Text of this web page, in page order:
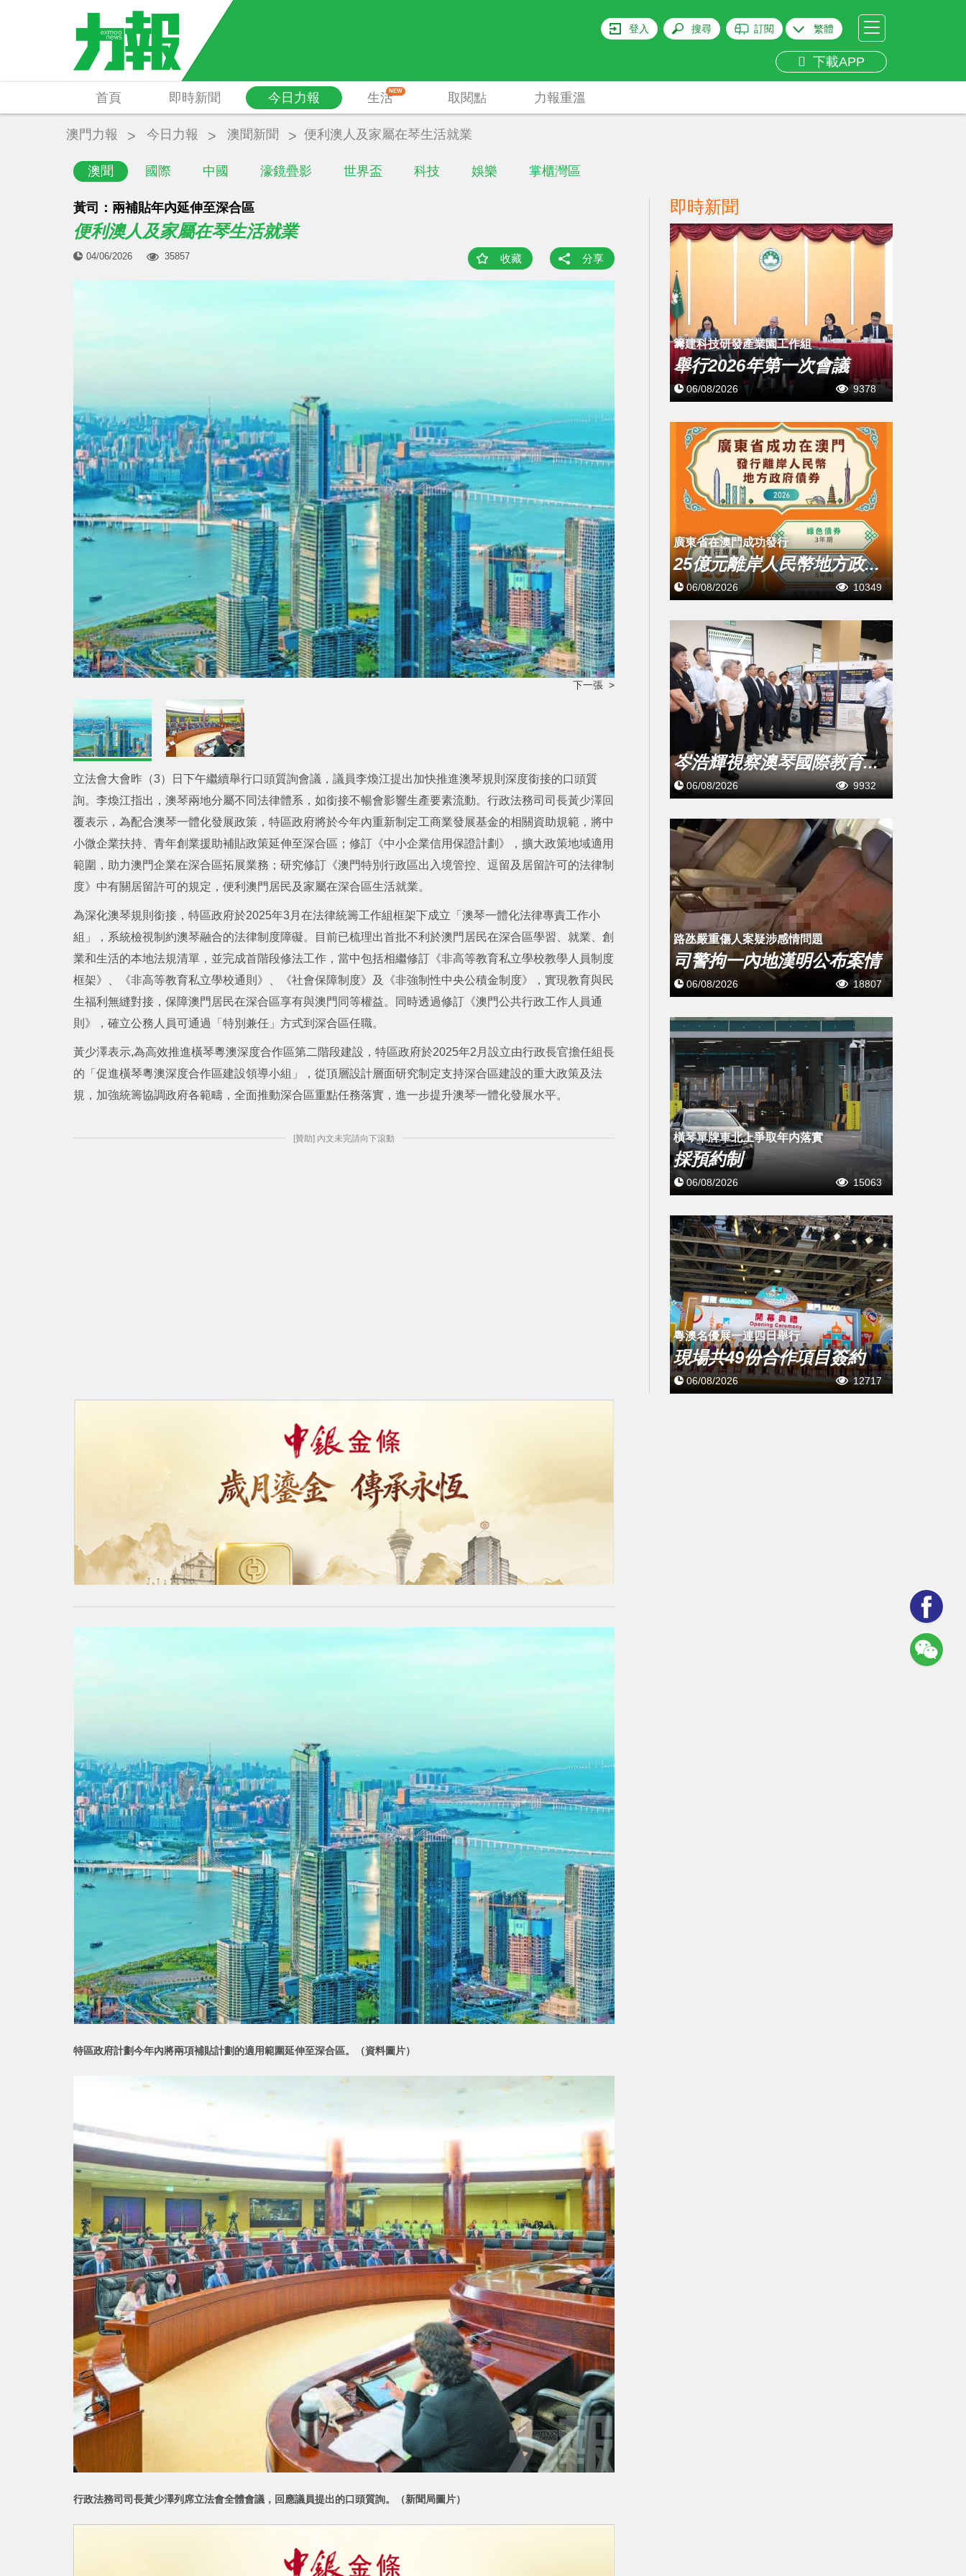
登入 搜尋 訂閱 繁體
下載APP
首頁 即時新聞 今日力報
澳聞 國際 中國 濠鏡疊影 世界盃 科技 娛樂 掌櫃灣區
生活NEW 取閱點 力報重溫
澳門力報 今日力報 澳聞新聞 便利澳人及家屬在琴生活就業
黃司：兩補貼年內延伸至深合區
便利澳人及家屬在琴生活就業
04/06/2026 35857 收藏 分享
下一張 >
立法會大會昨（3）日下午繼續舉行口頭質詢會議，議員李煥江提出加快推進澳琴規則深度銜接的口頭質
詢。李煥江指出，澳琴兩地分屬不同法律體系，如銜接不暢會影響生產要素流動。行政法務司司長黃少澤回
覆表示，為配合澳琴一體化發展政策，特區政府將於今年內重新制定工商業發展基金的相關資助規範，將中
小微企業扶持、青年創業援助補貼政策延伸至深合區；修訂《中小企業信用保證計劃》，擴大政策地域適用
範圍，助力澳門企業在深合區拓展業務；研究修訂《澳門特別行政區出入境管控、逗留及居留許可的法律制
度》中有關居留許可的規定，便利澳門居民及家屬在深合區生活就業。
為深化澳琴規則銜接，特區政府於2025年3月在法律統籌工作組框架下成立「澳琴一體化法律專責工作小
組」，系統檢視制約澳琴融合的法律制度障礙。目前已梳理出首批不利於澳門居民在深合區學習、就業、創
業和生活的本地法規清單，並完成首階段修法工作，當中包括相繼修訂《非高等教育私立學校教學人員制度
框架》、《非高等教育私立學校通則》、《社會保障制度》及《非強制性中央公積金制度》，實現教育與民
生福利無縫對接，保障澳門居民在深合區享有與澳門同等權益。同時透過修訂《澳門公共行政工作人員通
則》，確立公務人員可通過「特別兼任」方式到深合區任職。
黃少澤表示,為高效推進橫琴粵澳深度合作區第二階段建設，特區政府於2025年2月設立由行政長官擔任組長
的「促進橫琴粵澳深度合作區建設領導小組」，從頂層設計層面研究制定支持深合區建設的重大政策及法
規，加強統籌協調政府各範疇，全面推動深合區重點任務落實，進一步提升澳琴一體化發展水平。
[贊助] 內文未完請向下滾動
特區政府計劃今年內將兩項補貼計劃的適用範圍延伸至深合區。 （資料圖片）
行政法務司司長黃少澤列席立法會全體會議，回應議員提出的口頭質詢。（新聞局圖片）
即時新聞
籌建科技研發產業園工作組
舉行2026年第一次會議
06/08/2026 9378
廣東省在澳門成功發行
25億元離岸人民幣地方政...
06/08/2026 10349
岑浩輝視察澳琴國際教育...
06/08/2026 9932
​路氹嚴重傷人案疑涉感情問題
司警拘一內地漢明公布案情
06/08/2026 18807
橫琴單牌車北上爭取年内落實
採預約制
06/08/2026 15063
粵澳名優展一連四日舉行
現場共49份合作項目簽約
06/08/2026 12717